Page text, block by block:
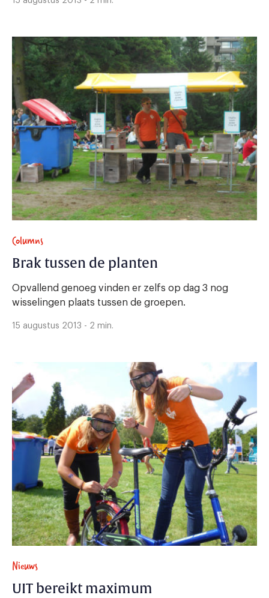
Columns
Brak tussen de planten
Opvallend genoeg vinden er zelfs op dag 3 nog
wisselingen plaats tussen de groepen.
15 augustus 2013 - 2 min.
Nieuws
UIT bereikt maximum